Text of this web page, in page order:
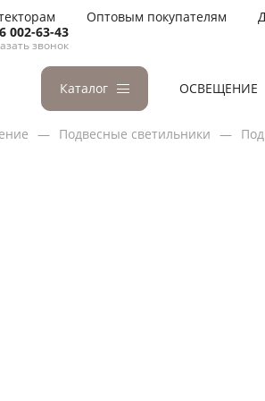
Оптовым покупателям
002-63-43
звонок
Каталог ОСВЕЩЕНИЕ
Подвесные светильники